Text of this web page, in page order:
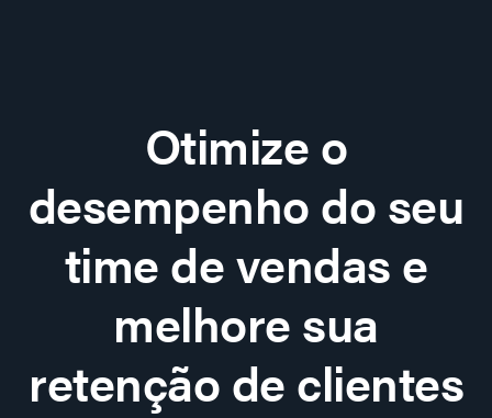
Otimize o
desempenho do seu
time de vendas e
melhore sua
retenção de clientes